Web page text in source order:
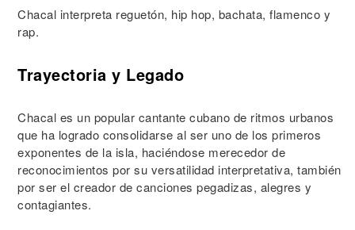
Chacal interpreta reguetón, hip hop, bachata, flamenco y
rap.
Trayectoria y Legado
Chacal es un popular cantante cubano de ritmos urbanos
que ha logrado consolidarse al ser uno de los primeros
exponentes de la isla, haciéndose merecedor de
reconocimientos por su versatilidad interpretativa, también
por ser el creador de canciones pegadizas, alegres y
contagiantes.